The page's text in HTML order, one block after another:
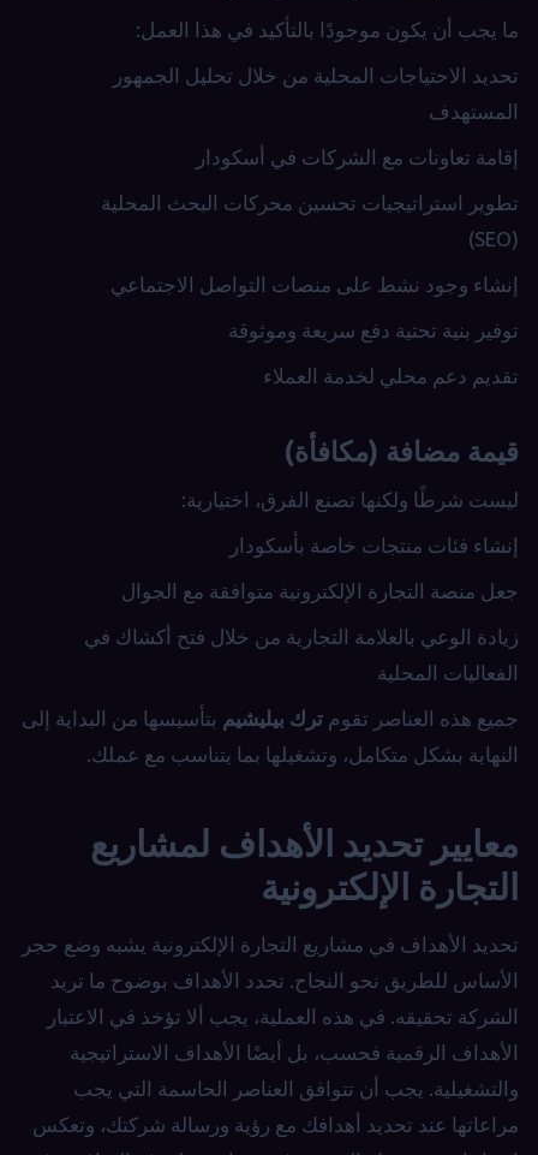
ما يجب أن يكون موجودًا بالتأكيد في هذا العمل:
تحديد الاحتياجات المحلية من خلال تحليل الجمهور
المستهدف
إقامة تعاونات مع الشركات في أسكودار
تطوير استراتيجيات تحسين محركات البحث المحلية
(SEO)
إنشاء وجود نشط على منصات التواصل الاجتماعي
توفير بنية تحتية دفع سريعة وموثوقة
تقديم دعم محلي لخدمة العملاء
قيمة مضافة (مكافأة)
ليست شرطًا ولكنها تصنع الفرق، اختيارية:
إنشاء فئات منتجات خاصة بأسكودار
جعل منصة التجارة الإلكترونية متوافقة مع الجوال
زيادة الوعي بالعلامة التجارية من خلال فتح أكشاك في
الفعاليات المحلية
جميع هذه العناصر تقوم ترك بيليشيم بتأسيسها من البداية إلى
النهاية بشكل متكامل، وتشغيلها بما يتناسب مع عملك.
معايير تحديد الأهداف لمشاريع
التجارة الإلكترونية
تحديد الأهداف في مشاريع التجارة الإلكترونية يشبه وضع حجر
الأساس للطريق نحو النجاح. تحدد الأهداف بوضوح ما تريد
الشركة تحقيقه. في هذه العملية، يجب ألا تؤخذ في الاعتبار
الأهداف الرقمية فحسب، بل أيضًا الأهداف الاستراتيجية
والتشغيلية. يجب أن تتوافق العناصر الحاسمة التي يجب
مراعاتها عند تحديد أهدافك مع رؤية ورسالة شركتك، وتعكس